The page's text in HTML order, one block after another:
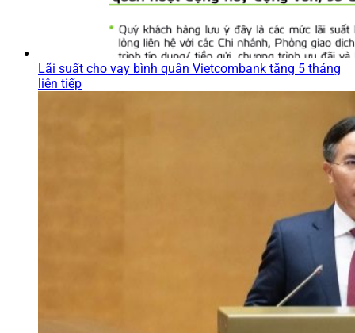
Lãi suất cho vay bình quân Vietcombank tăng 5 tháng
liên tiếp